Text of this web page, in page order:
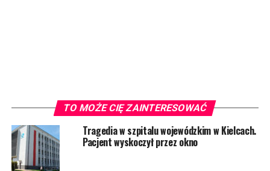
TO MOŻE CIĘ ZAINTERESOWAĆ
Tragedia w szpitalu wojewódzkim w Kielcach.
Pacjent wyskoczył przez okno